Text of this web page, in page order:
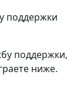
поддержки
поддержки,
ниже.